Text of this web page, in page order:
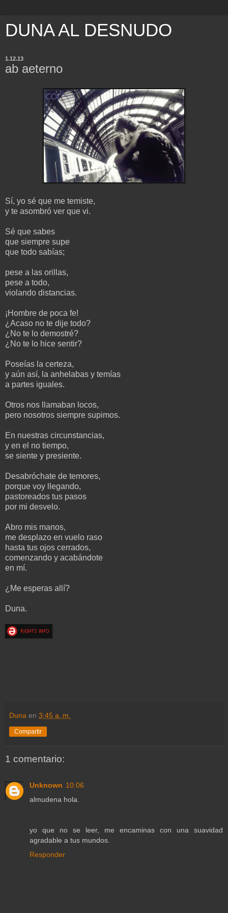
DUNA AL DESNUDO
1.12.13
ab aeterno
Sí, yo sé que me temiste,
y te asombró ver que vi.
Sé que sabes
que siempre supe
que todo sabías;
pese a las orillas,
pese a todo,
violando distancias.
¡Hombre de poca fe!
¿Acaso no te dije todo?
¿No te lo demostré?
¿No te lo hice sentir?
Poseías la certeza,
y aún así, la anhelabas y temías
a partes iguales.
Otros nos llamaban locos,
pero nosotros siempre supimos.
En nuestras circunstancias,
y en el no tiempo,
se siente y presiente.
Desabróchate de temores,
porque voy llegando,
pastoreados tus pasos
por mi desvelo.
Abro mis manos,
me desplazo en vuelo raso
hasta tus ojos cerrados,
comenzando y acabándote
en mí.
¿Me esperas allí?
Duna.
Duna en 3:45 a. m.
Compartir
1 comentario:
Unknown 10:06
almudena hola.
yo que no se leer, me encaminas con una suavidad
agradable a tus mundos.
Responder